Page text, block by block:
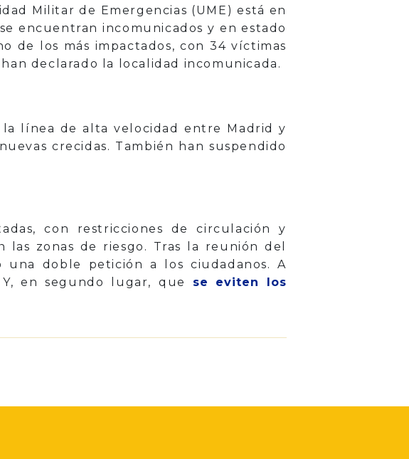
Militar de Emergencias (UME) está en
encuentran incomunicados y en estado
de los más impactados, con 34 víctimas
declarado la localidad incomunicada.
la línea de alta velocidad entre Madrid y
crecidas. También han suspendido
con restricciones de circulación y
las zonas de riesgo. Tras la reunión del
doble petición a los ciudadanos. A
en segundo lugar, que se eviten los